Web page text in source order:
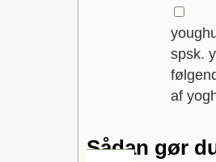
spsk.
af
Sådan gør